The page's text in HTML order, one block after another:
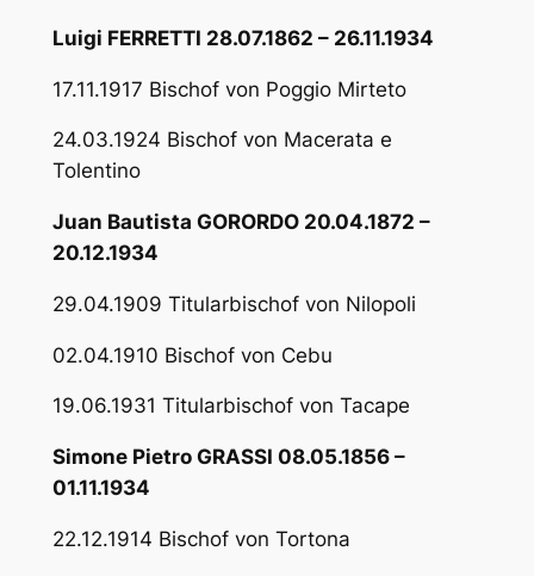
Luigi FERRETTI 28.07.1862 – 26.11.1934
17.11.1917 Bischof von Poggio Mirteto
24.03.1924 Bischof von Macerata e
Tolentino
Juan Bautista GORORDO 20.04.1872 –
20.12.1934
29.04.1909 Titularbischof von Nilopoli
02.04.1910 Bischof von Cebu
19.06.1931 Titularbischof von Tacape
Simone Pietro GRASSI 08.05.1856 –
01.11.1934
22.12.1914 Bischof von Tortona